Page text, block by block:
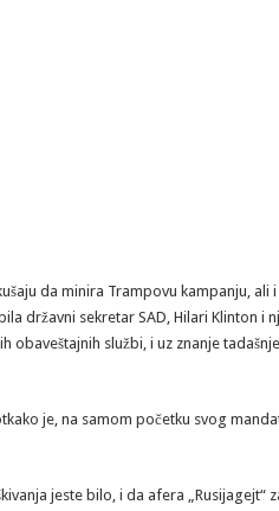
da minira Trampovu kampanju, ali
državni sekretar SAD, Hilari Klinton i
obaveštajnih službi, i uz znanje
je, na samom početku svog
jeste bilo, i da afera „Rusijagejt“